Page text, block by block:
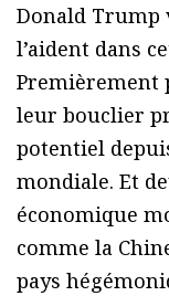
Donald Trump
l’aident dans
Premièrement
leur bouclier
potentiel
mondiale. Et
économique
comme la
pays